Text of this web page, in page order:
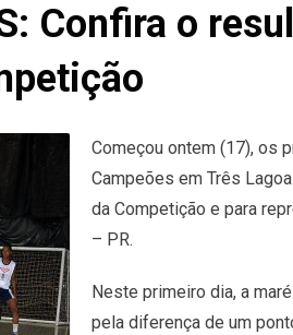
Confira o
Começou ontem (17), os
Campeões em Três
da Competição e para
– PR.
Neste primeiro dia, a
pela diferença de um